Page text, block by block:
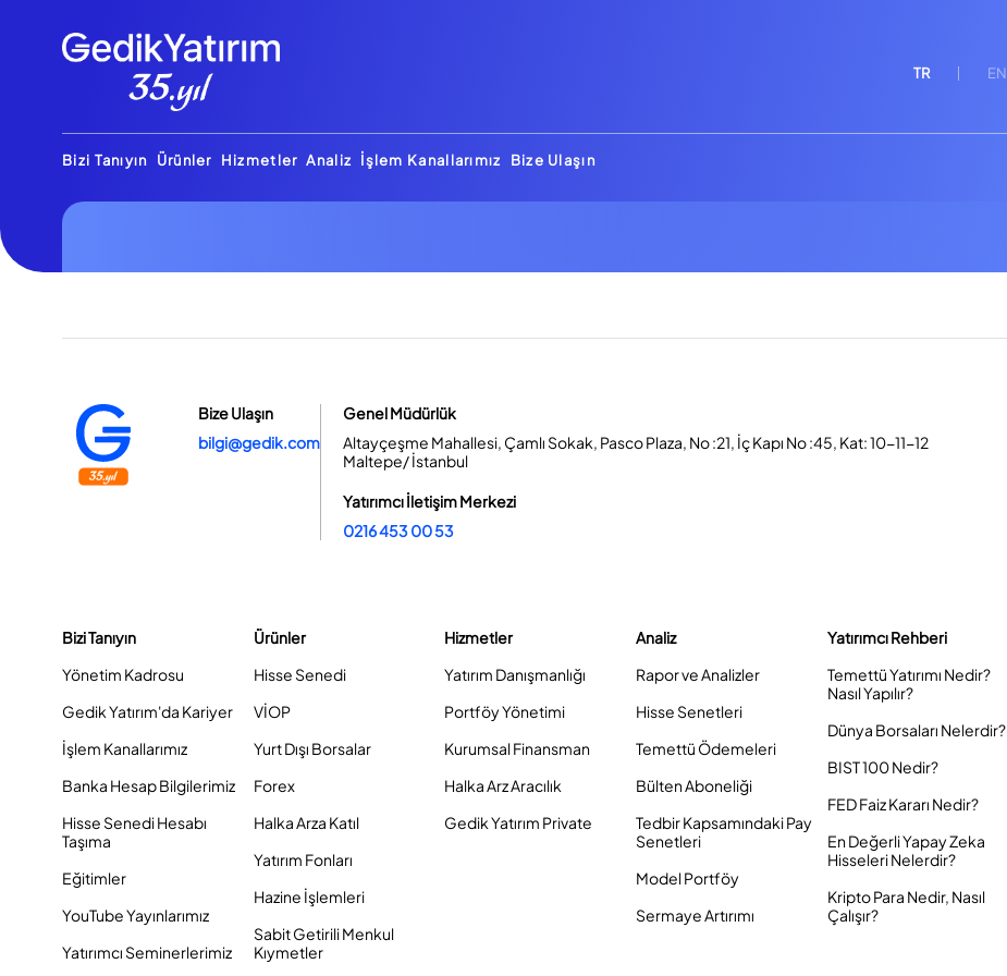
TR EN
Bizi Tanıyın Ürünler Hizmetler Analiz İşlem Kanallarımız Bize Ulaşın
Bize Ulaşın
bilgi@gedik.com
Genel Müdürlük
Altayçeşme Mahallesi, Çamlı Sokak, Pasco Plaza, No :21, İç Kapı No :45, Kat: 10-11-12
Maltepe/ İstanbul
Yatırımcı İletişim Merkezi
0216 453 00 53
Bizi Tanıyın
Yönetim Kadrosu
Gedik Yatırım'da Kariyer
İşlem Kanallarımız
Banka Hesap Bilgilerimiz
Hisse Senedi Hesabı
Taşıma
Eğitimler
YouTube Yayınlarımız
Yatırımcı Seminerlerimiz
Ürünler
Hisse Senedi
VİOP
Yurt Dışı Borsalar
Forex
Halka Arza Katıl
Yatırım Fonları
Hazine İşlemleri
Sabit Getirili Menkul
Kıymetler
Hizmetler
Yatırım Danışmanlığı
Portföy Yönetimi
Kurumsal Finansman
Halka Arz Aracılık
Gedik Yatırım Private
Analiz
Rapor ve Analizler
Hisse Senetleri
Temettü Ödemeleri
Bülten Aboneliği
Tedbir Kapsamındaki Pay
Senetleri
Model Portföy
Sermaye Artırımı
Yatırımcı Rehberi
Temettü Yatırımı Nedir?
Nasıl Yapılır?
Dünya Borsaları Nelerdir?
BIST 100 Nedir?
FED Faiz Kararı Nedir?
En Değerli Yapay Zeka
Hisseleri Nelerdir?
Kripto Para Nedir, Nasıl
Çalışır?